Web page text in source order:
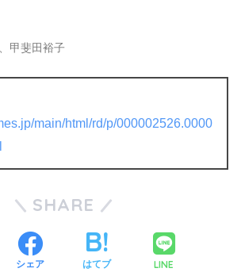
甲斐田裕子
main/html/rd/p/000002526.0000
SHARE
シェア はてブ LINE